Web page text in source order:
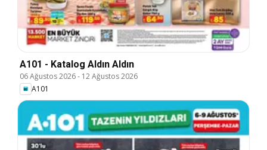
A101 - Katalog Aldın Aldın
06 Ağustos 2026- 12 Ağustos 2026
A101